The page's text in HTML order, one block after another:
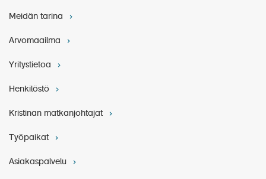
Meidän tarina
Arvomaailma
Yritystietoa
Henkilöstö
Kristinan matkanjohtajat
Työpaikat
Asiakaspalvelu